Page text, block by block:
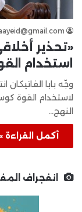
«تحذير
استخدام
وجّه بابا
لاستخدام القوة
النهج…
أكمل القراءة
انفجراف